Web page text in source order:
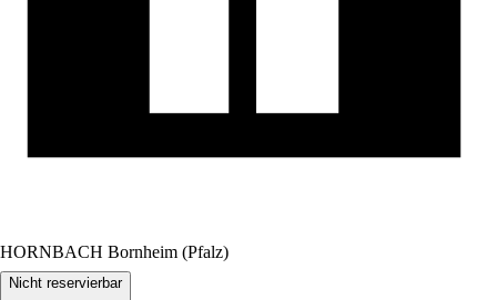
HORNBACH Bornheim (Pfalz)
Nicht reservierbar